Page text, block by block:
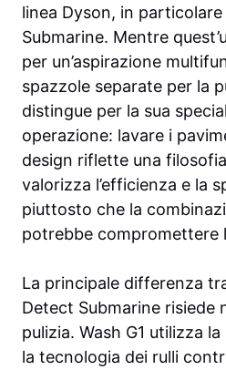
linea Dyson, in particolare
Submarine. Mentre
per un’aspirazione
spazzole separate per la
distingue per la sua
operazione: lavare i
design riflette una
valorizza l’efficienza e la
piuttosto che la
potrebbe compromettere
La principale differenza
Detect Submarine risiede
pulizia. Wash G1 utilizza
la tecnologia dei rulli